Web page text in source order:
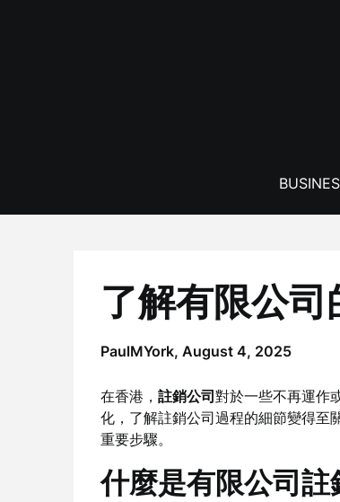
了解有限公
PaulMYork, August 4, 2025
在香港， 註銷公司對於一些不再運作
化，了解註銷公司過程的細節變得至
重要步驟。
什麼是有限公司註